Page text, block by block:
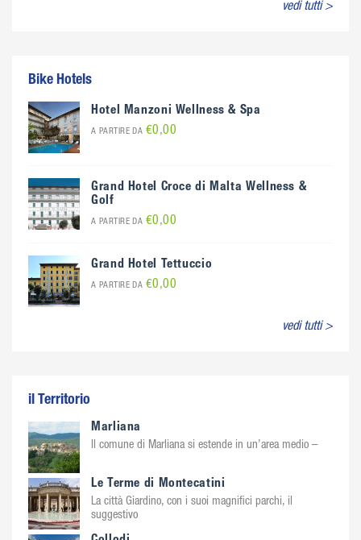
vedi tutti >
Bike Hotels
Hotel Manzoni Wellness & Spa
A PARTIRE DA €0,00
Grand Hotel Croce di Malta Wellness &
Golf
A PARTIRE DA €0,00
Grand Hotel Tettuccio
A PARTIRE DA €0,00
vedi tutti >
il Territorio
Marliana
Il comune di Marliana si estende in un’area medio –
Le Terme di Montecatini
La città Giardino, con i suoi magnifici parchi, il
suggestivo